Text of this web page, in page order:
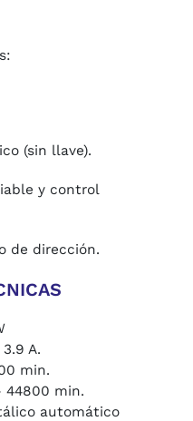
(sin llave).
y control
de dirección.
A.
min.
44800 min.
automático